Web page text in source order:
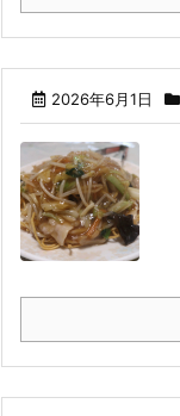
2026年6月1日